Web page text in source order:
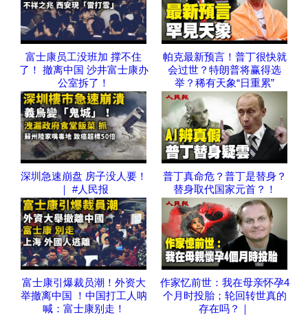
富士康员工没班加 撑不住
了！ 撤离中国 沙井富士康办
公室拆了！
帕克最新预言！普丁很快就
会过世？特朗普将赢得选
举？稀有天象“日重累”
深圳急速崩盘 房子没人要！
｜ #人民报
普丁真命危？普丁是替身？
替身取代国家元首？！
富士康引爆裁员潮！外资大
举撤离中国 ！中国打工人呐
喊：富士康别走！
作家忆前世：我在母亲怀孕4
个月时投胎；轮回转世真的
存在吗？｜